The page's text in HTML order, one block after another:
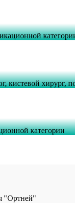
кистевой
категории
"Ортней"